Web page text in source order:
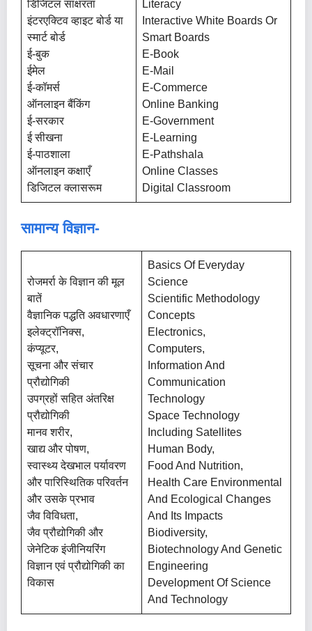
डिजिटल साक्षरता
इंटरएक्टिव व्हाइट बोर्ड या
स्मार्ट बोर्ड
ई-बुक
ईमेल
ई-कॉमर्स
ऑनलाइन बैंकिंग
ई-सरकार
ई सीखना
ई-पाठशाला
ऑनलाइन कक्षाएँ
डिजिटल क्लासरूम
Literacy
Interactive White Boards Or
Smart Boards
E-Book
E-Mail
E-Commerce
Online Banking
E-Government
E-Learning
E-Pathshala
Online Classes
Digital Classroom
सामान्य विज्ञान-
रोजमर्रा के विज्ञान की मूल
बातें
वैज्ञानिक पद्धति अवधारणाएँ
इलेक्ट्रॉनिक्स,
कंप्यूटर,
सूचना और संचार
प्रौद्योगिकी
उपग्रहों सहित अंतरिक्ष
प्रौद्योगिकी
मानव शरीर,
खाद्य और पोषण,
स्वास्थ्य देखभाल पर्यावरण
और पारिस्थितिक परिवर्तन
और उसके प्रभाव
जैव विविधता,
जैव प्रौद्योगिकी और
जेनेटिक इंजीनियरिंग
विज्ञान एवं प्रौद्योगिकी का
विकास
Basics Of Everyday
Science
Scientific Methodology
Concepts
Electronics,
Computers,
Information And
Communication
Technology
Space Technology
Including Satellites
Human Body,
Food And Nutrition,
Health Care Environmental
And Ecological Changes
And Its Impacts
Biodiversity,
Biotechnology And Genetic
Engineering
Development Of Science
And Technology